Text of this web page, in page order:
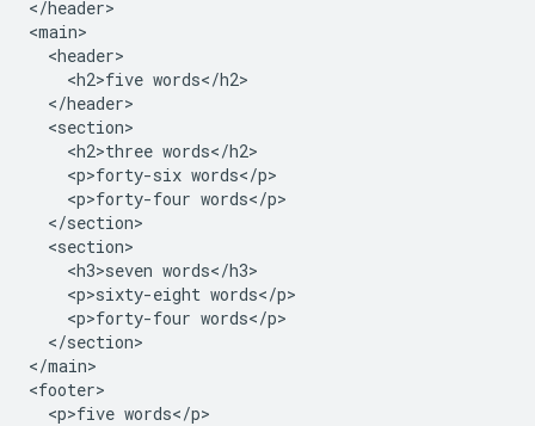
</header>
<main>
  <header>
    <h2>five words</h2>
  </header>
  <section>
    <h2>three words</h2>
    <p>forty-six words</p>
    <p>forty-four words</p>
  </section>
  <section>
    <h3>seven words</h3>
    <p>sixty-eight words</p>
    <p>forty-four words</p>
  </section>
</main>
<footer>
  <p>five words</p>